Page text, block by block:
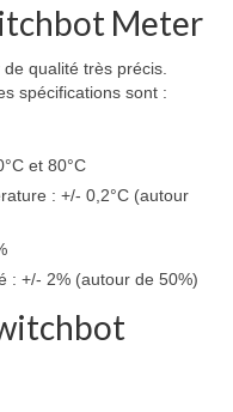
Meter
qualité très précis.
spécifications sont :
et 80°C
: +/- 0,2°C (autour
: +/- 2% (autour de 50%)